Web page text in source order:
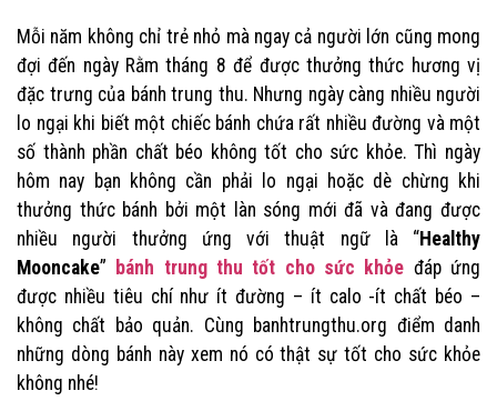
Mỗi năm không chỉ trẻ nhỏ mà ngay cả người lớn cũng mong
đợi đến ngày Rằm tháng 8 để được thưởng thức hương vị
đặc trưng của bánh trung thu. Nhưng ngày càng nhiều người
lo ngại khi biết một chiếc bánh chứa rất nhiều đường và một
số thành phần chất béo không tốt cho sức khỏe. Thì ngày
hôm nay bạn không cần phải lo ngại hoặc dè chừng khi
thưởng thức bánh bởi một làn sóng mới đã và đang được
nhiều người thưởng ứng với thuật ngữ là “Healthy
Mooncake” bánh trung thu tốt cho sức khỏe đáp ứng
được nhiều tiêu chí như ít đường – ít calo -ít chất béo –
không chất bảo quản. Cùng banhtrungthu.org điểm danh
những dòng bánh này xem nó có thật sự tốt cho sức khỏe
không nhé!